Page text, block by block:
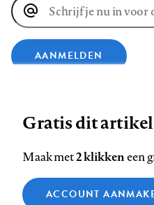
E-
mailadres
AANMELDEN
op
op
op
ons
op
Contact Colofon Disclaimer
Zie onze cookie policy
Gratis dit artikel
Maak met2 klikkeneen
ACCOUNT